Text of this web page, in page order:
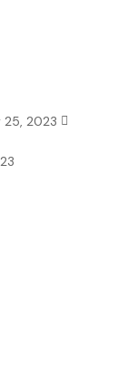
25, 2023